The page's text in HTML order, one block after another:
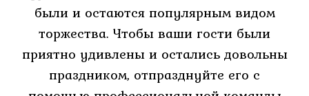
на
10
зал
были и остаются популярным видом
торжества. Чтобы ваши гости были
приятно удивлены и остались довольны
праздником, отпразднуйте его с